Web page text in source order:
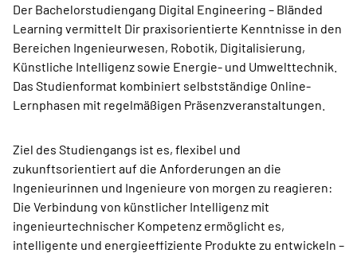
Der Bachelorstudiengang Digital Engineering – Bländed
Learning vermittelt Dir praxisorientierte Kenntnisse in den
Bereichen Ingenieurwesen, Robotik, Digitalisierung,
Künstliche Intelligenz sowie Energie- und Umwelttechnik.
Das Studienformat kombiniert selbstständige Online-
Lernphasen mit regelmäßigen Präsenzveranstaltungen.
Ziel des Studiengangs ist es, flexibel und
zukunftsorientiert auf die Anforderungen an die
Ingenieurinnen und Ingenieure von morgen zu reagieren:
Die Verbindung von künstlicher Intelligenz mit
ingenieurtechnischer Kompetenz ermöglicht es,
intelligente und energieeffiziente Produkte zu entwickeln –